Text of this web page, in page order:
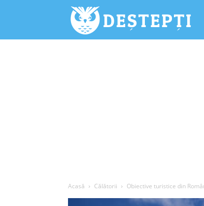
Acasă Călătorii Obiective turistice din